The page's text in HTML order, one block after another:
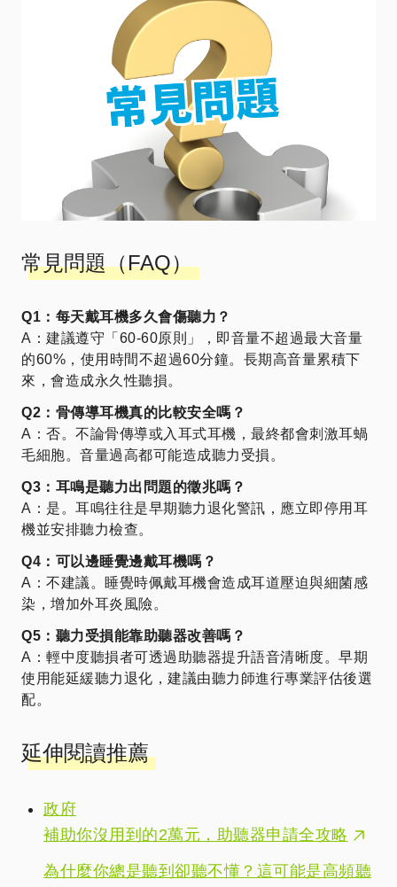
常見問題（FAQ）
Q1：每天戴耳機多久會傷聽力？
A：建議遵守「60-60原則」，即音量不超過最大音量
的60%，使用時間不超過60分鐘。長期高音量累積下
來，會造成永久性聽損。
Q2：骨傳導耳機真的比較安全嗎？
A：否。不論骨傳導或入耳式耳機，最終都會刺激耳蝸
毛細胞。音量過高都可能造成聽力受損。
Q3：耳鳴是聽力出問題的徵兆嗎？
A：是。耳鳴往往是早期聽力退化警訊，應立即停用耳
機並安排聽力檢查。
Q4：可以邊睡覺邊戴耳機嗎？
A：不建議。睡覺時佩戴耳機會造成耳道壓迫與細菌感
染，增加外耳炎風險。
Q5：聽力受損能靠助聽器改善嗎？
A：輕中度聽損者可透過助聽器提升語音清晰度。早期
使用能延緩聽力退化，建議由聽力師進行專業評估後選
配。
延伸閱讀推薦
政府
補助你沒用到的2萬元，助聽器申請全攻略
為什麼你總是聽到卻聽不懂？這可能是高頻聽